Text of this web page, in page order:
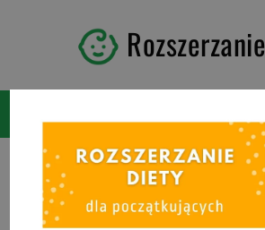
Tag:jak zagęścić